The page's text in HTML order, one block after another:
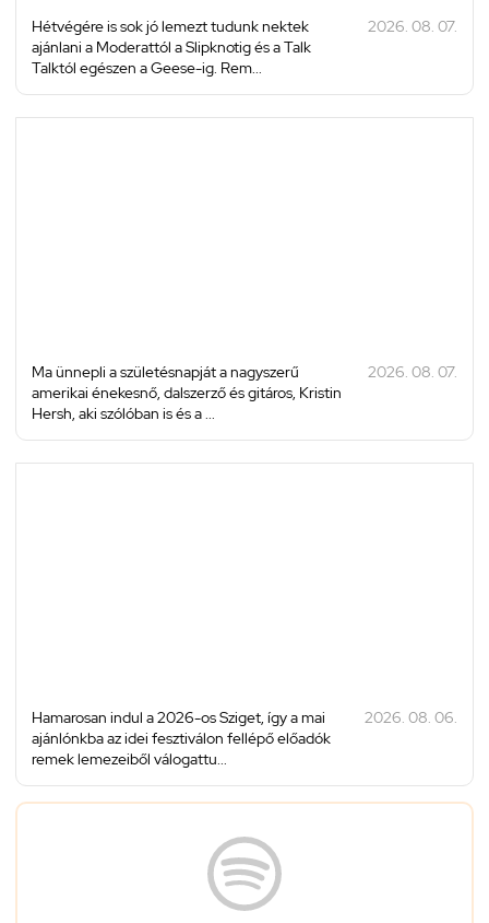
Hétvégére is sok jó lemezt tudunk nektek
ajánlani a Moderattól a Slipknotig és a Talk
Talktól egészen a Geese-ig. Rem...
2026. 08. 07.
Ma ünnepli a születésnapját a nagyszerű
amerikai énekesnő, dalszerző és gitáros, Kristin
Hersh, aki szólóban is és a ...
2026. 08. 07.
Hamarosan indul a 2026-os Sziget, így a mai
ajánlónkba az idei fesztiválon fellépő előadók
remek lemezeiből válogattu...
2026. 08. 06.